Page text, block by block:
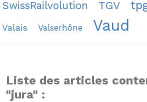
SwissRailvolution TGV
Valais Valserhône Vaud
Liste des articles
"jura" :